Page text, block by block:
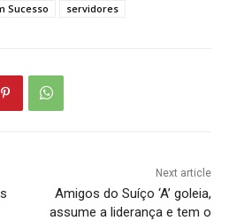
Sucesso servidores
Next article
Amigos do Suíço ‘A’ goleia,
assume a liderança e tem o